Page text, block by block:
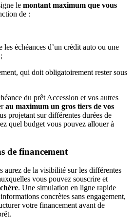
le montant maximum que vous
de :
les échéances d’un crédit auto ou une
qui doit obligatoirement rester sous
du prêt Accession et vos autres
au maximum un gros tiers de vos
projetant sur différentes durées de
quel budget vous pouvez allouer à
de financement
aurez de la visibilité sur les différentes
vous pouvez souscrire et
. Une simulation en ligne rapide
concrètes sans engagement,
votre financement avant de